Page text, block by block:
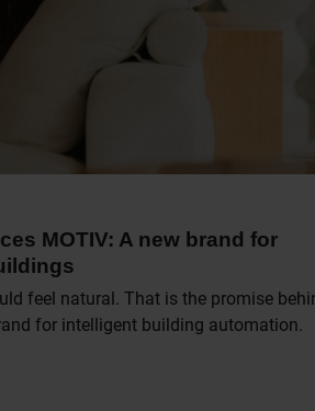
MOTIV: A new brand for
feel natural. That is the promise
for intelligent building automation.